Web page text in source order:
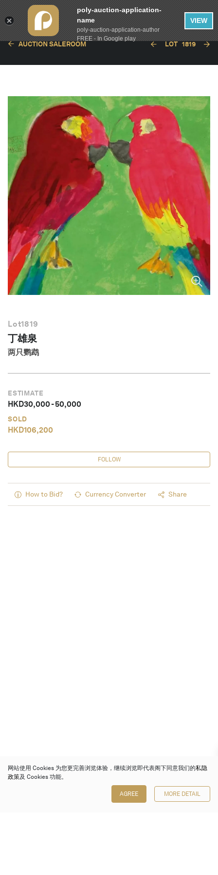
简体中文
AUCTION SALEROOM LOT 1819
Lot1819
丁雄泉
两只鹦鹉
ESTIMATE
HKD30,000-50,000
SOLD
HKD106,200
FOLLOW
How to Bid? Currency Converter Share
网站使用 Cookies 为您更完善浏览体验，继续浏览即代表阁下同意我们的私隐
政策及 Cookies 功能。
AGREE MORE DETAIL
poly-auction-application-
name
poly-auction-application-author
FREE - In Google play
VIEW